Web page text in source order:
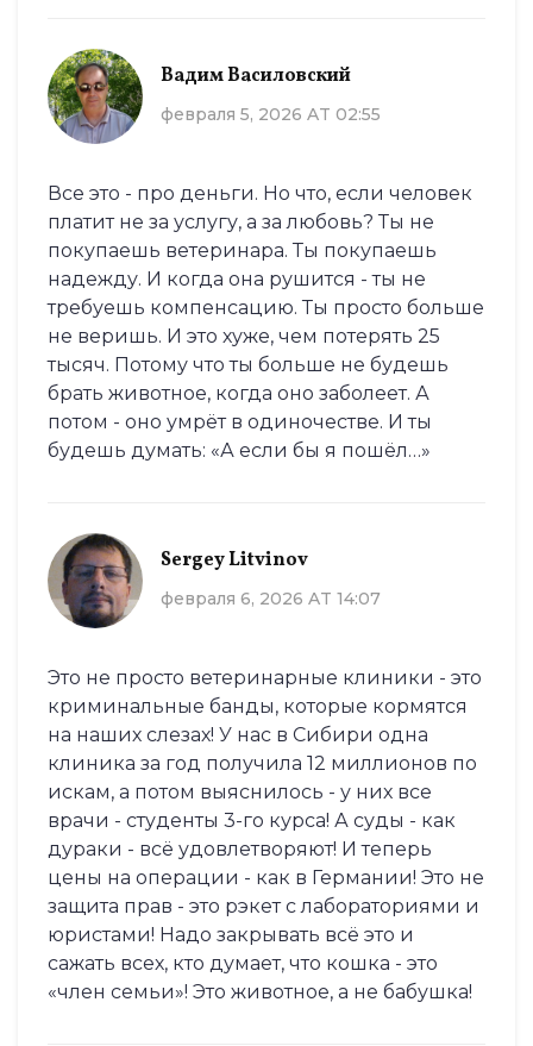
Вадим Василовский
февраля 5, 2026 AT 02:55
Все это - про деньги. Но что, если человек
платит не за услугу, а за любовь? Ты не
покупаешь ветеринара. Ты покупаешь
надежду. И когда она рушится - ты не
требуешь компенсацию. Ты просто больше
не веришь. И это хуже, чем потерять 25
тысяч. Потому что ты больше не будешь
брать животное, когда оно заболеет. А
потом - оно умрёт в одиночестве. И ты
будешь думать: «А если бы я пошёл…»
Sergey Litvinov
февраля 6, 2026 AT 14:07
Это не просто ветеринарные клиники - это
криминальные банды, которые кормятся
на наших слезах! У нас в Сибири одна
клиника за год получила 12 миллионов по
искам, а потом выяснилось - у них все
врачи - студенты 3-го курса! А суды - как
дураки - всё удовлетворяют! И теперь
цены на операции - как в Германии! Это не
защита прав - это рэкет с лабораториями и
юристами! Надо закрывать всё это и
сажать всех, кто думает, что кошка - это
«член семьи»! Это животное, а не бабушка!